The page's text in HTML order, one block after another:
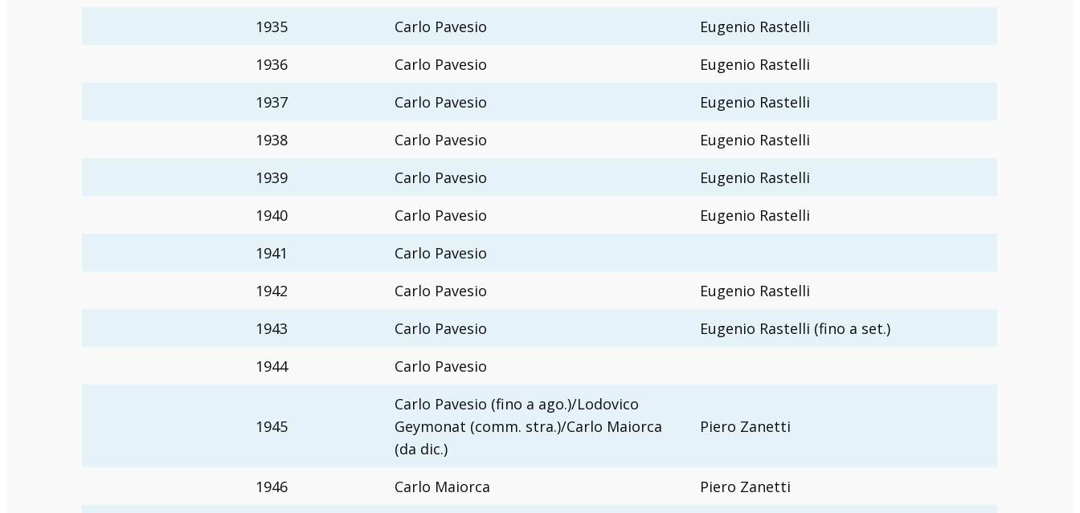
1935
Carlo Pavesio
Eugenio Rastelli
1936
Carlo Pavesio
Eugenio Rastelli
1937
Carlo Pavesio
Eugenio Rastelli
1938
Carlo Pavesio
Eugenio Rastelli
1939
Carlo Pavesio
Eugenio Rastelli
1940
Carlo Pavesio
Eugenio Rastelli
1941
Carlo Pavesio
1942
Carlo Pavesio
Eugenio Rastelli
1943
Carlo Pavesio
Eugenio Rastelli (fino a set.)
1944
Carlo Pavesio
1945
Carlo Pavesio (fino a ago.)/Lodovico
Geymonat (comm. stra.)/Carlo Maiorca
(da dic.)
Piero Zanetti
1946 Carlo Maiorca Piero Zanetti